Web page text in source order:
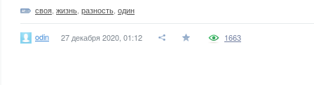
своя жизнь разность один
odin 27 декабря 2020, 01:12 1663